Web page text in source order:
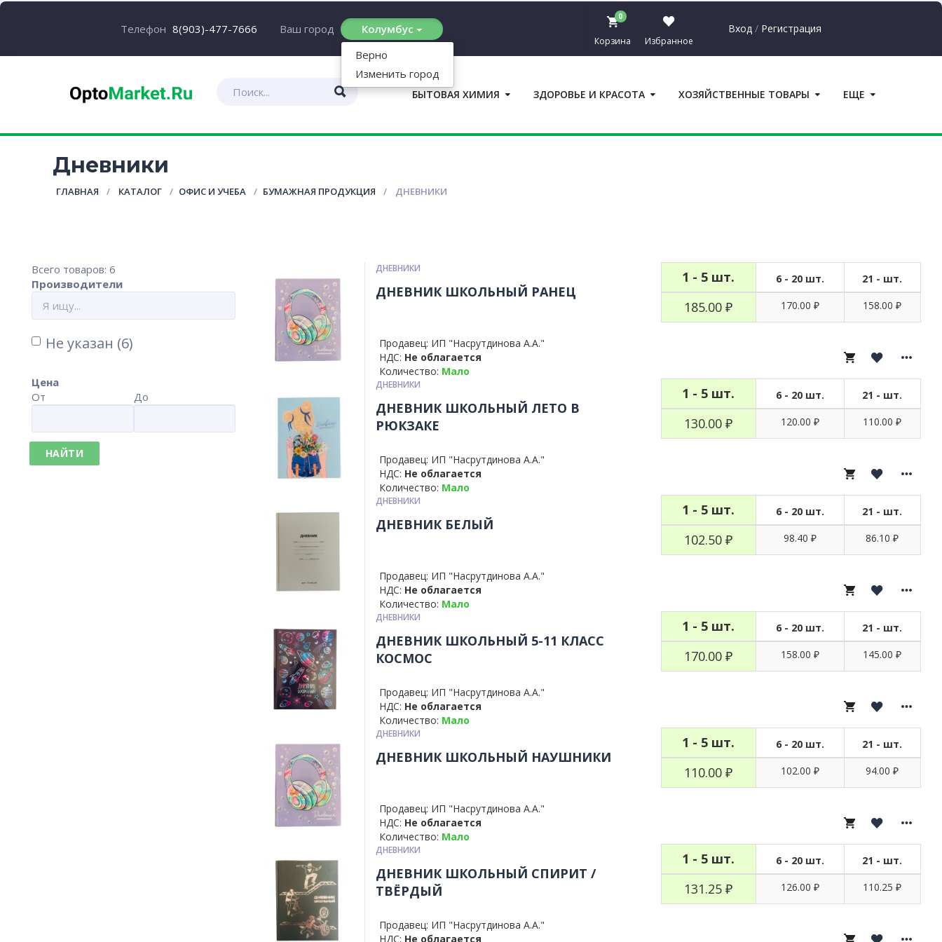
Телефон 8(903)-477-7666 Ваш город
Колумбус
Верно
Изменить город
0
Корзина
Перейти в корзину
Избранное
Вход/ Регистрация
БЫТОВАЯ ХИМИЯ ЗДОРОВЬЕ И КРАСОТА ХОЗЯЙСТВЕННЫЕ ТОВАРЫ ЕЩЕ
Дневники
ГЛАВНАЯ КАТАЛОГ ОФИС И УЧЕБА БУМАЖНАЯ ПРОДУКЦИЯ ДНЕВНИКИ
Всего товаров: 6
Производители
Не указан (6)
Цена
От
До
НАЙТИ
ДНЕВНИКИ
ДНЕВНИК ШКОЛЬНЫЙ РАНЕЦ
1 - 5 шт. 6 - 20 шт. 21 - шт.
185.00 ₽ 170.00 ₽ 158.00 ₽
Продавец: ИП "Насрутдинова А.А."
НДС: Не облагается
Количество: Мало
ДНЕВНИКИ
ДНЕВНИК ШКОЛЬНЫЙ ЛЕТО В
РЮКЗАКЕ
1 - 5 шт. 6 - 20 шт. 21 - шт.
130.00 ₽ 120.00 ₽ 110.00 ₽
Продавец: ИП "Насрутдинова А.А."
НДС: Не облагается
Количество: Мало
ДНЕВНИКИ
ДНЕВНИК БЕЛЫЙ
1 - 5 шт. 6 - 20 шт. 21 - шт.
102.50 ₽ 98.40 ₽ 86.10 ₽
Продавец: ИП "Насрутдинова А.А."
НДС: Не облагается
Количество: Мало
ДНЕВНИКИ
ДНЕВНИК ШКОЛЬНЫЙ 5-11 КЛАСС
КОСМОС
1 - 5 шт. 6 - 20 шт. 21 - шт.
170.00 ₽ 158.00 ₽ 145.00 ₽
Продавец: ИП "Насрутдинова А.А."
НДС: Не облагается
Количество: Мало
ДНЕВНИКИ
ДНЕВНИК ШКОЛЬНЫЙ НАУШНИКИ
1 - 5 шт. 6 - 20 шт. 21 - шт.
110.00 ₽ 102.00 ₽ 94.00 ₽
Продавец: ИП "Насрутдинова А.А."
НДС: Не облагается
Количество: Мало
ДНЕВНИКИ
ДНЕВНИК ШКОЛЬНЫЙ СПИРИТ /
ТВЁРДЫЙ
1 - 5 шт. 6 - 20 шт. 21 - шт.
131.25 ₽ 126.00 ₽ 110.25 ₽
Продавец: ИП "Насрутдинова А.А."
НДС: Не облагается